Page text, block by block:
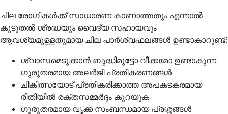
ചില രോഗികൾക്ക് സാധാരണ കാണാത്തതും എന്നാൽ
കൂടുതൽ ശ്രദ്ധയും വൈദ്യ സഹായവും
ആവശ്യമുള്ളതുമായ ചില പാർശ്വഫലങ്ങൾ ഉണ്ടാകാറുണ്ട്:
ശ്വാസമെടുക്കാൻ ബുദ്ധിമുട്ടോ വീക്കമോ ഉണ്ടാകുന്ന
ഗുരുതരമായ അലർജി പ്രതികരണങ്ങൾ
ചികിത്സയോട് പ്രതികരിക്കാത്ത അപകടകരമായ
രീതിയിൽ രക്തസമ്മർദ്ദം കുറയുക
ഗുരുതരമായ വൃക്ക സംബന്ധമായ പ്രശ്നങ്ങൾ